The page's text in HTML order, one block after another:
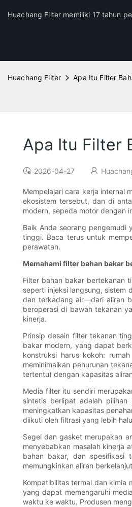
Huachang Filter memiliki 17 tahun
Huachang Filter Apa Itu Filter
Apa Itu Filter
2026-04-27
Mempelajari cara kerja internal
ekosistem tersebut, dan di
modern, sepeda motor dengan
Baik Anda seorang pengemudi
tinggi. Baca terus untuk
perawatan.
Memahami filter bahan bakar
Filter bahan bakar bertekanan
seperti injeksi langsung, sistem
dan terkadang air—dari aliran
beroperasi di bawah tekanan
kinerja.
Prinsip desain filter tekanan
bakar modern, yang dapat
konstruksi harus kokoh:
meminimalkan penurunan
tertentu) dengan kapasitas
Media filter itu sendiri
sintetis berlipat adalah
meningkatkan kapasitas
diikuti oleh filtrasi yang lebih
Segel dan gasket merupakan
menyebabkan masalah kinerja
bahan bakar, dan spesifikasi
memungkinkan aliran
Kompatibilitas termal dan
yang dapat memengaruhi
waktu ke waktu. Produsen